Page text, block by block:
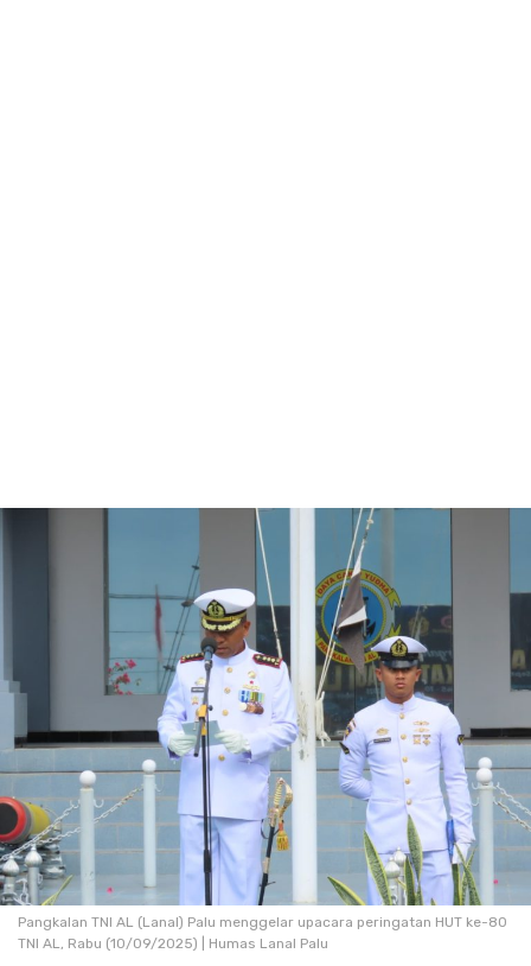
Pangkalan TNI AL (Lanal) Palu menggelar upacara peringatan HUT ke-80
TNI AL, Rabu (10/09/2025) | Humas Lanal Palu